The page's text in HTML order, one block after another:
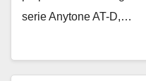
serie Anytone AT-D,…